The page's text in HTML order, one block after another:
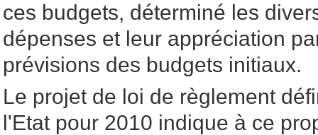
ces budgets, déterminé les
dépenses et leur appréciation
prévisions des budgets initiaux.
Le projet de loi de règlement
l'Etat pour 2010 indique à ce